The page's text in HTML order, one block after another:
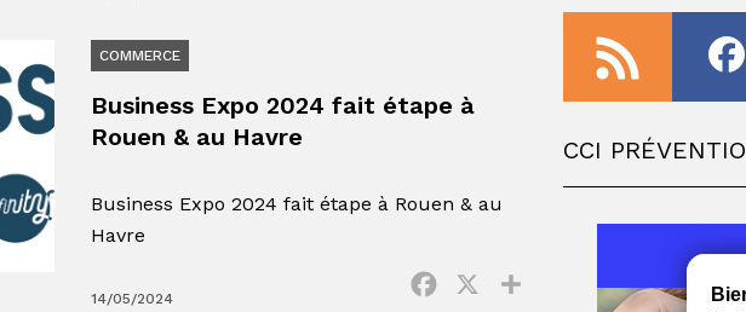
COMMERCE
Business Expo 2024 fait étape à
Rouen & au Havre
Business Expo 2024 fait étape à Rouen & au
Havre
14/05/2024
Facebook Partager
CCI